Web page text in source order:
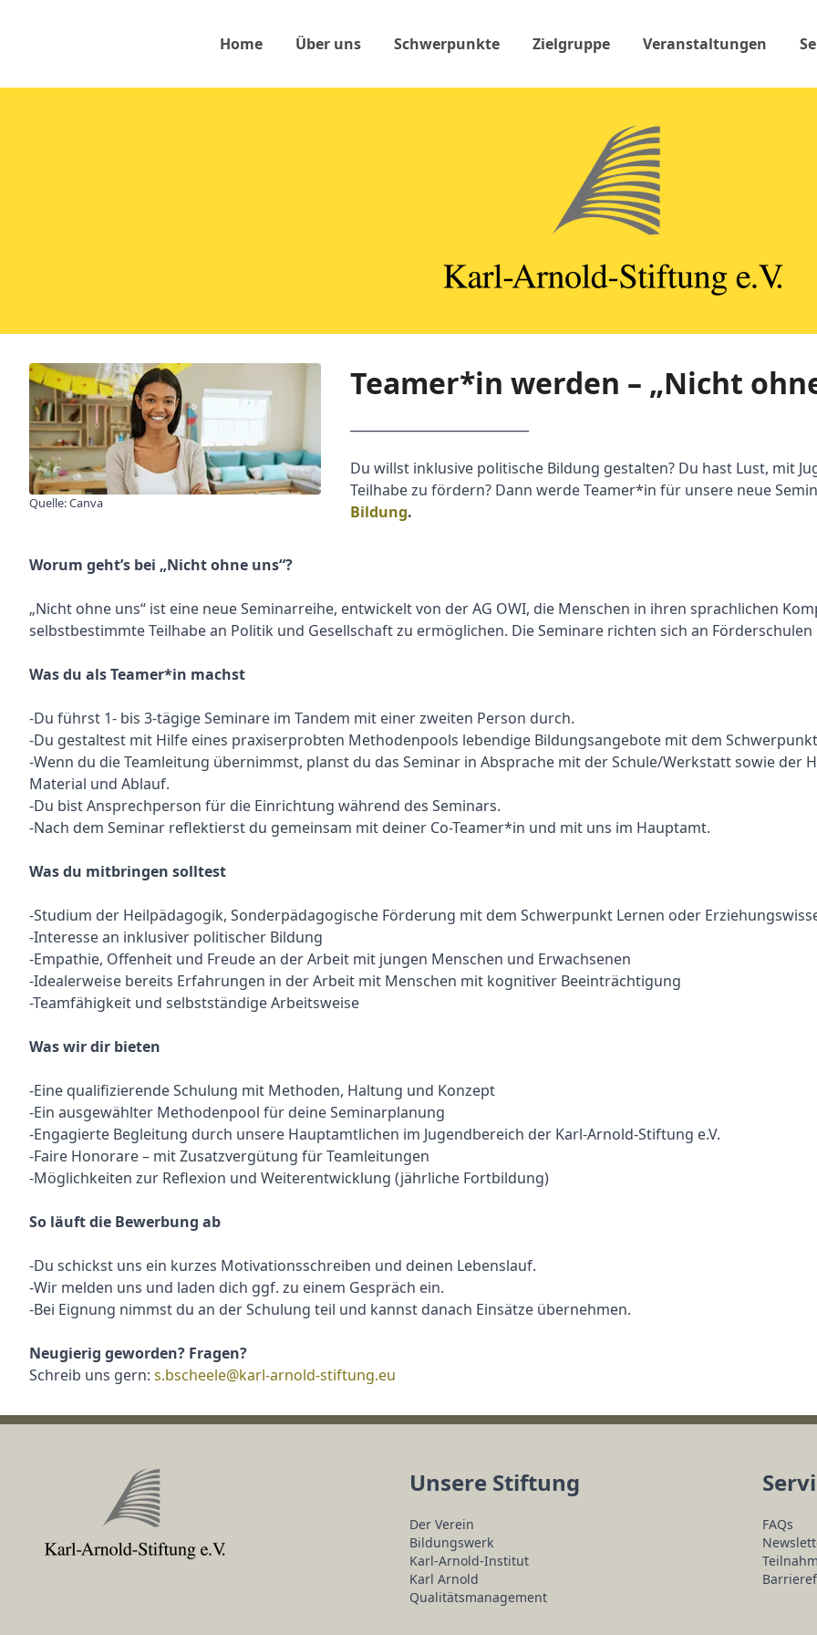
Home Über uns Schwerpunkte Zielgruppe Veranstaltungen
Quelle: Canva
Teamer*in werden – „Nicht
Du willst inklusive politische Bildung gestalten? Du hast Lust, mit
Teilhabe zu fördern? Dann werde Teamer*in für unsere neue
Bildung.
Worum geht’s bei „Nicht ohne uns“?
„Nicht ohne uns“ ist eine neue Seminarreihe, entwickelt von der AG OWI, die Menschen in ihren sprachlichen
selbstbestimmte Teilhabe an Politik und Gesellschaft zu ermöglichen. Die Seminare richten sich an
Was du als Teamer*in machst
-Du führst 1- bis 3-tägige Seminare im Tandem mit einer zweiten Person durch.
-Du gestaltest mit Hilfe eines praxiserprobten Methodenpools lebendige Bildungsangebote mit dem
-Wenn du die Teamleitung übernimmst, planst du das Seminar in Absprache mit der Schule/Werkstatt sowie
Material und Ablauf.
-Du bist Ansprechperson für die Einrichtung während des Seminars.
-Nach dem Seminar reflektierst du gemeinsam mit deiner Co-Teamer*in und mit uns im Hauptamt.
Was du mitbringen solltest
-Studium der Heilpädagogik, Sonderpädagogische Förderung mit dem Schwerpunkt Lernen oder
-Interesse an inklusiver politischer Bildung
-Empathie, Offenheit und Freude an der Arbeit mit jungen Menschen und Erwachsenen
-Idealerweise bereits Erfahrungen in der Arbeit mit Menschen mit kognitiver Beeinträchtigung
-Teamfähigkeit und selbstständige Arbeitsweise
Was wir dir bieten
-Eine qualifizierende Schulung mit Methoden, Haltung und Konzept
-Ein ausgewählter Methodenpool für deine Seminarplanung
-Engagierte Begleitung durch unsere Hauptamtlichen im Jugendbereich der Karl-Arnold-Stiftung e.V.
-Faire Honorare – mit Zusatzvergütung für Teamleitungen
-Möglichkeiten zur Reflexion und Weiterentwicklung (jährliche Fortbildung)
So läuft die Bewerbung ab
-Du schickst uns ein kurzes Motivationsschreiben und deinen Lebenslauf.
-Wir melden uns und laden dich ggf. zu einem Gespräch ein.
-Bei Eignung nimmst du an der Schulung teil und kannst danach Einsätze übernehmen.
Neugierig geworden? Fragen?
Schreib uns gern: s.bscheele@karl-arnold-stiftung.eu
Unsere Stiftung
Der Verein
Bildungswerk
Karl-Arnold-Institut
Karl Arnold
Qualitätsmanagement
FAQs